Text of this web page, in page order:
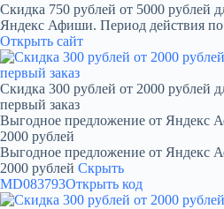
Скидка 750 рублей от 5000 рублей
Яндекс Афиши. Период действия по
Открыть сайт
Скидка 300 рублей от 2000 рублей
первый заказ
Выгодное предложение от Яндекс
2000 рублей
Выгодное предложение от Яндекс
2000 рублей Скрыть
MD083793Открыть код